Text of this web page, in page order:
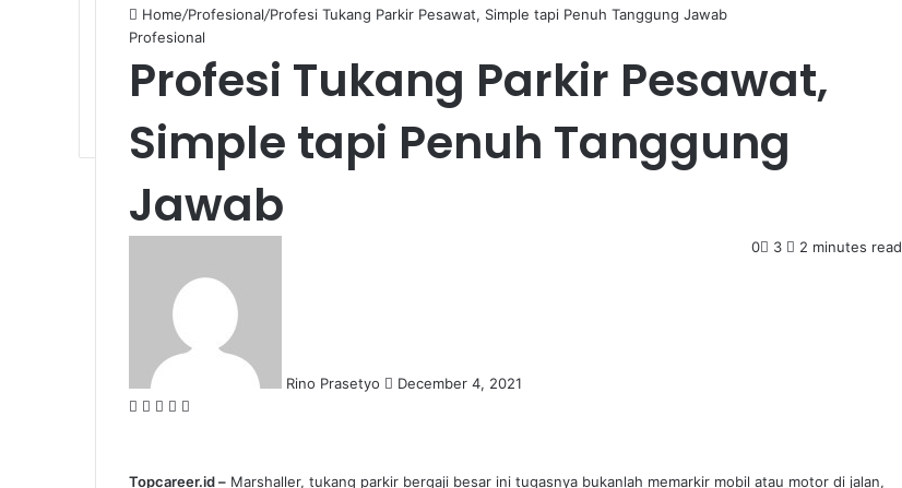
Home/Profesional/Profesi Tukang Parkir Pesawat, Simple tapi Penuh Tanggung Jawab
Profesional
Profesi Tukang Parkir Pesawat,
Simple tapi Penuh Tanggung
Jawab
Rino Prasetyo December 4, 2021
0 3 2 minutes read
Facebook
X LinkedIn
WhatsApp
Topcareer.id – Marshaller, tukang parkir bergaji besar ini tugasnya bukanlah memarkir mobil atau motor di jalan,